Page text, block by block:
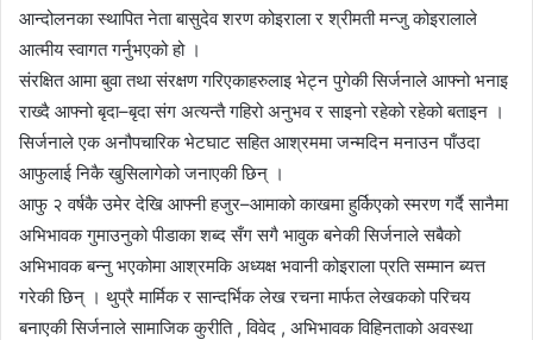
आन्दोलनका स्थापित नेता बासुदेव शरण कोइराला र श्रीमती मन्जु कोइरालाले
आत्मीय स्वागत गर्नुभएको हो ।
संरक्षित आमा बुवा तथा संरक्षण गरिएकाहरुलाइ भेट्न पुगेकी सिर्जनाले आफ्नो भनाइ
राख्दै आफ्नो बृदा–बृदा संग अत्यन्तै गहिरो अनुभव र साइनो रहेको रहेको बताइन ।
सिर्जनाले एक अनौपचारिक भेटघाट सहित आश्रममा जन्मदिन मनाउन पाँउदा
आफुलाई निकै खुसिलागेको जनाएकी छिन् ।
आफु २ वर्षकै उमेर देखि आफ्नी हजुर–आमाको काखमा हुर्किएको स्मरण गर्दै सानैमा
अभिभावक गुमाउनुको पीडाका शब्द सँग सगै भावुक बनेकी सिर्जनाले सबैको
अभिभावक बन्नु भएकोमा आश्रमकि अध्यक्ष भवानी कोइराला प्रति सम्मान ब्यत्त
गरेकी छिन् । थुप्रै मार्मिक र सान्दर्भिक लेख रचना मार्फत लेखकको परिचय
बनाएकी सिर्जनाले सामाजिक कुरीति , विवेद , अभिभावक विहिनताको अवस्था